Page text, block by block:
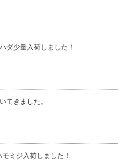
ダ少量入荷しました！
てきました。
モミジ入荷しました！